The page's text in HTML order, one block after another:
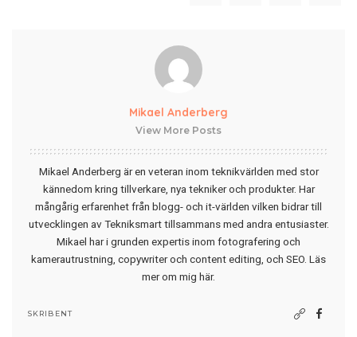
Mikael Anderberg
View More Posts
Mikael Anderberg är en veteran inom teknikvärlden med stor
kännedom kring tillverkare, nya tekniker och produkter. Har
mångårig erfarenhet från blogg- och it-världen vilken bidrar till
utvecklingen av Tekniksmart tillsammans med andra entusiaster.
Mikael har i grunden expertis inom fotografering och
kamerautrustning, copywriter och content editing, och SEO. Läs
mer om mig här.
SKRIBENT